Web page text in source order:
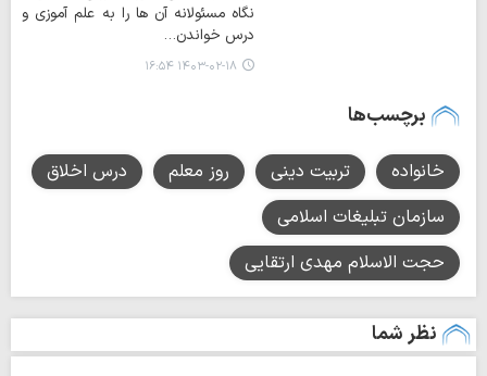
نگاه مسئولانه آن ها را به علم آموزی و
درس خواندن…
۱۴۰۳-۰۲-۱۸ ۱۶:۵۴
برچسب‌ها
خانواده تربیت دینی روز معلم
درس اخلاق
سازمان تبلیغات اسلامی
حجت الاسلام مهدی ارتقایی
نظر شما